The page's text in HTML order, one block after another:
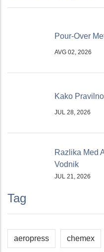
Pour-Over
AVG 02, 2026
Kako
JUL 28, 2026
Razlika Med
Vodnik
JUL 21, 2026
Tag
aeropress chemex